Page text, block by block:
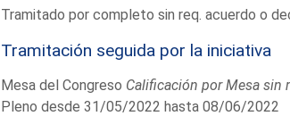
Tramitado por completo sin req. acuerdo o
Tramitación seguida por la iniciativa
Mesa del Congreso Calificación por Mesa sin
Pleno desde 31/05/2022 hasta 08/06/2022